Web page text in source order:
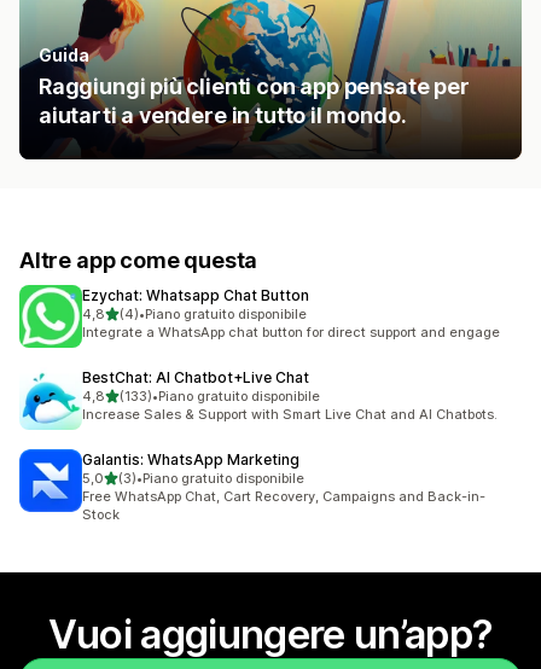
Guida
Raggiungi più clienti con app pensate per
aiutarti a vendere in tutto il mondo.
Altre app come questa
Ezychat: Whatsapp Chat Button
4,8stelle su 5
(4)
4 recensioni totali
•Piano gratuito disponibile
Integrate a WhatsApp chat button for direct support and engage
BestChat: AI Chatbot+Live Chat
4,8stelle su 5
(133)
133 recensioni totali
•Piano gratuito disponibile
Increase Sales & Support with Smart Live Chat and AI Chatbots.
Galantis: WhatsApp Marketing
5,0stelle su 5
(3)
3 recensioni totali
•Piano gratuito disponibile
Free WhatsApp Chat, Cart Recovery, Campaigns and Back-in-
Stock
Vuoi aggiungere un’app?